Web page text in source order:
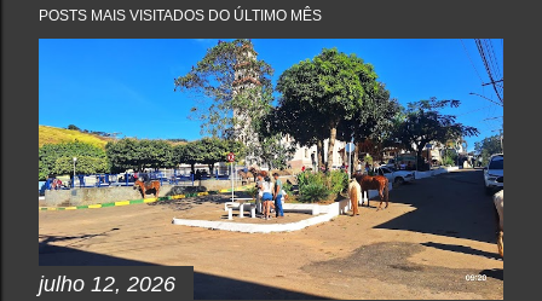
a
u
e
n
t
á
r
i
o
POSTS MAIS VISITADOS DO ÚLTIMO MÊS
julho 12, 2026